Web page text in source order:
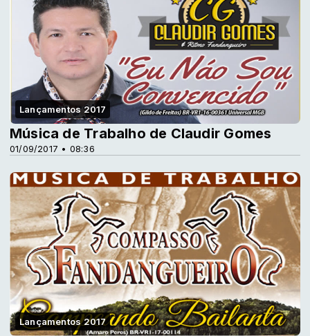
Lançamentos 2017
01/09/2017 • 08:36
Música de Trabalho de Claudir Gomes
Lançamentos 2017